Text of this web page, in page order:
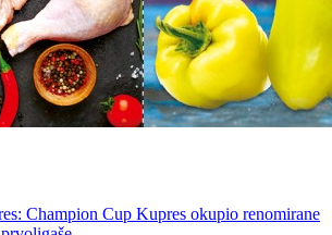
Champion Cup Kupres okupio renomirane